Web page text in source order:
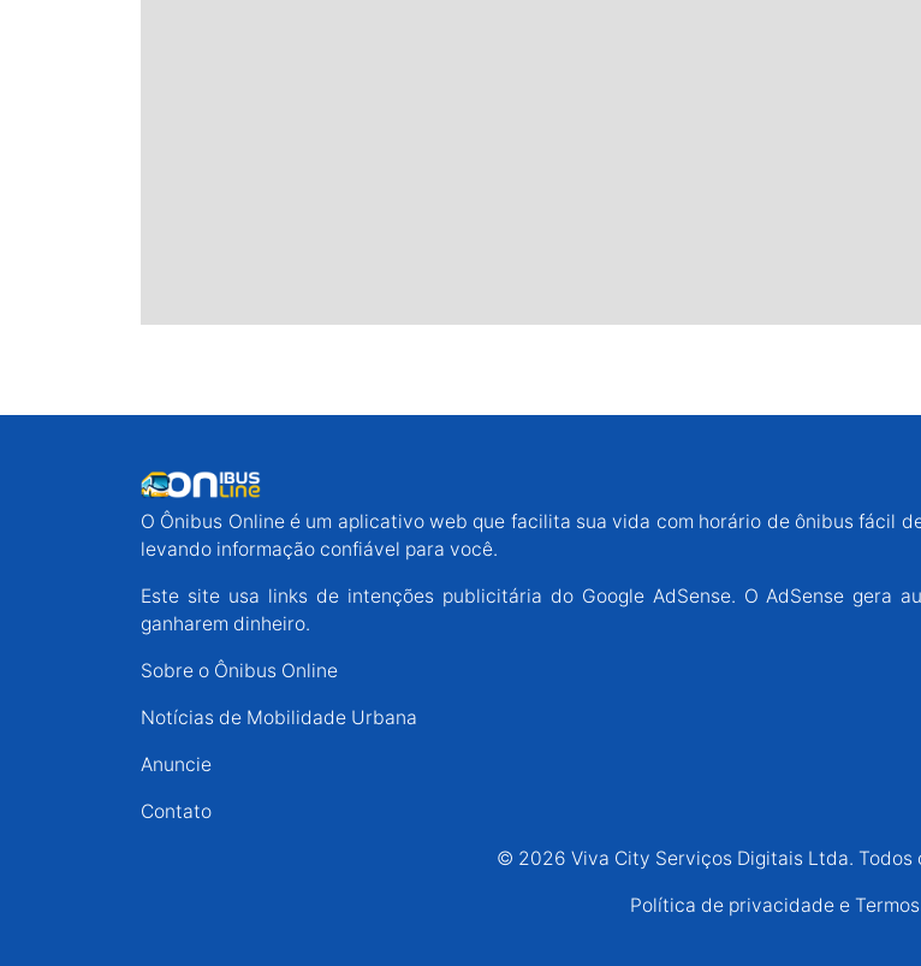
O Ônibus Online é um aplicativo web que facilita sua vida com horário de ônibus fácil
levando informação confiável para você.
Este site usa links de intenções publicitária do Google AdSense. O AdSense gera
ganharem dinheiro.
Sobre o Ônibus Online
Notícias de Mobilidade Urbana
Anuncie
Contato
© 2026 Viva City Serviços Digitais Ltda. Todos
Política de privacidade e